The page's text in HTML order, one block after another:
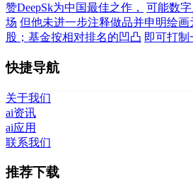
赞DeepSk为中国最佳之作，
可能数
场 但他未进一步注释做品并申明绘画
股；基金按相对排名的凹凸 即可打制
快捷导航
关于我们
ai资讯
ai应用
联系我们
推荐下载